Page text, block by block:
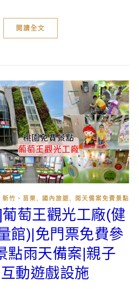
閱讀全文
竹、苗栗 , 國內旅遊, 雨天備案免費景點
萄王觀光工廠(健
館)|免門票免費參
點雨天備案|親子
動遊戲設施